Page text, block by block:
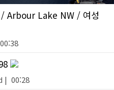
Arbour Lake NW / 여성
| 00:28